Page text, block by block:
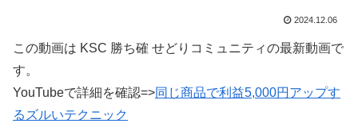
2024.12.06
この動画は KSC 勝ち確 せどりコミュニティの最新動画で
す。
YouTubeで詳細を確認=>同じ商品で利益5,000円アップす
るズルいテクニック